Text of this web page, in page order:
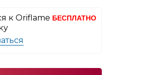
к Oriflame БЕСПЛАТНО